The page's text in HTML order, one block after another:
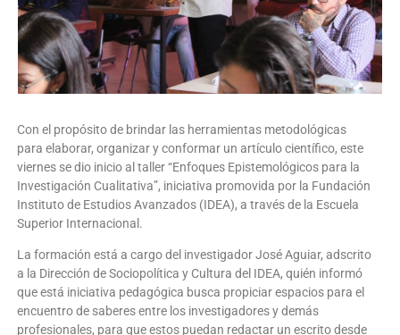
Con el propósito de brindar las herramientas metodológicas
para elaborar, organizar y conformar un artículo científico, este
viernes se dio inicio al taller “Enfoques Epistemológicos para la
Investigación Cualitativa”, iniciativa promovida por la Fundación
Instituto de Estudios Avanzados (IDEA), a través de la Escuela
Superior Internacional.
La formación está a cargo del investigador José Aguiar, adscrito
a la Dirección de Sociopolítica y Cultura del IDEA, quién informó
que está iniciativa pedagógica busca propiciar espacios para el
encuentro de saberes entre los investigadores y demás
profesionales, para que estos puedan redactar un escrito desde